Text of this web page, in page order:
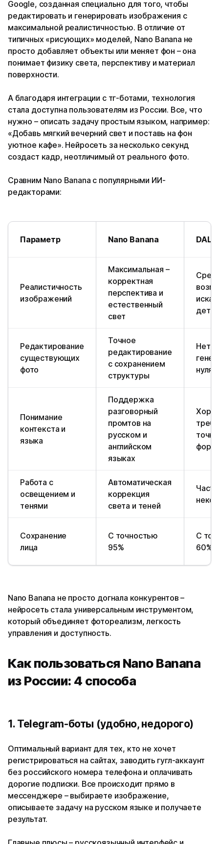
Google, созданная специально для того, чтобы
редактировать и генерировать изображения с
максимальной реалистичностью. В отличие от
типичных «рисующих» моделей, Nano Banana не
просто добавляет объекты или меняет фон – она
понимает физику света, перспективу и материал
поверхности.
А благодаря интеграции с тг-ботами, технология
стала доступна пользователям из России. Все, что
нужно – описать задачу простым языком, например:
«Добавь мягкий вечерний свет и поставь на фон
уютное кафе». Нейросеть за несколько секунд
создаст кадр, неотличимый от реального фото.
Сравним Nano Banana с популярными ИИ-
редакторами:
Параметр Nano Banana
Реалистичность
изображений
Максимальная –
корректная
перспектива и
естественный
свет
Редактирование
существующих
фото
Точное
редактирование
с сохранением
структуры
Нет –
нуля
Понимание
контекста и
языка
Поддержка
разговорный
промтов на
русском и
английском
языках
Работа с
освещением и
тенями
Автоматическая
коррекция
света и теней
Сохранение
лица
С точностью
95%
С
60%
Nano Banana не просто догнала конкурентов –
нейросеть стала универсальным инструментом,
который объединяет фотореализм, легкость
управления и доступность.
Как пользоваться Nano Banana
из России: 4 способа
1. Telegram-боты (удобно, недорого)
Оптимальный вариант для тех, кто не хочет
регистрироваться на сайтах, заводить гугл-аккаунт
без российского номера телефона и оплачивать
дорогие подписки. Все происходит прямо в
мессенджере – выбираете изображение,
описываете задачу на русском языке и получаете
результат.